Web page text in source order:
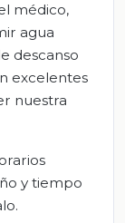
médico,
agua
descanso
excelentes
nuestra
y tiempo